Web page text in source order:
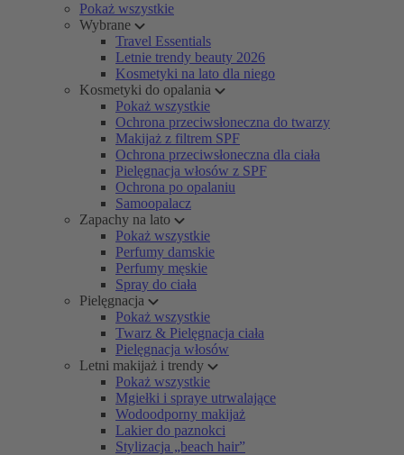
Pokaż wszystkie
Wybrane
Travel Essentials
Letnie trendy beauty 2026
Kosmetyki na lato dla niego
Kosmetyki do opalania
Pokaż wszystkie
Ochrona przeciwsłoneczna do twarzy
Makijaż z filtrem SPF
Ochrona przeciwsłoneczna dla ciała
Pielęgnacja włosów z SPF
Ochrona po opalaniu
Samoopalacz
Zapachy na lato
Pokaż wszystkie
Perfumy damskie
Perfumy męskie
Spray do ciała
Pielęgnacja
Pokaż wszystkie
Twarz & Pielęgnacja ciała
Pielęgnacja włosów
Letni makijaż i trendy
Pokaż wszystkie
Mgiełki i spraye utrwalające
Wodoodporny makijaż
Lakier do paznokci
Stylizacja „beach hair”